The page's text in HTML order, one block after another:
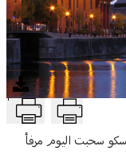
العالمي T
سحبت اليوم مرفأ